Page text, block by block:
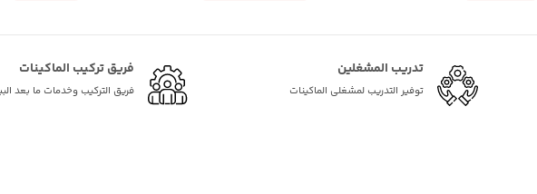
تدريب المشغلين
توفير التدريب لمشغلي الماكينات
فريق تركيب الماكينات
فريق التركيب وخدمات ما بعد